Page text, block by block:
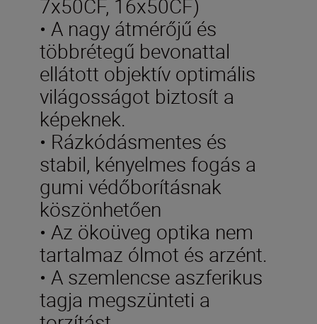
7x50CF, 16x50CF)
• A nagy átmérőjű és
többrétegű bevonattal
ellátott objektív optimális
világosságot biztosít a
képeknek.
• Rázkódásmentes és
stabil, kényelmes fogás a
gumi védőborításnak
köszönhetően
• Az ökoüveg optika nem
tartalmaz ólmot és arzént.
• A szemlencse aszferikus
tagja megszünteti a